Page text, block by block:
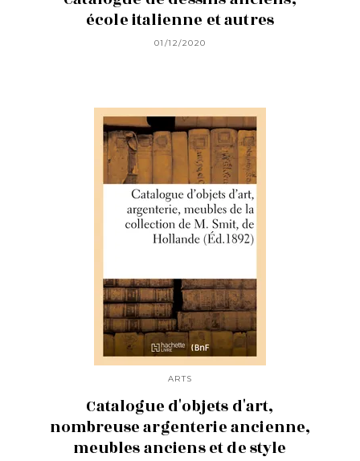
école italienne et autres
01/12/2020
ARTS
Catalogue d'objets d'art,
nombreuse argenterie ancienne,
meubles anciens et de style